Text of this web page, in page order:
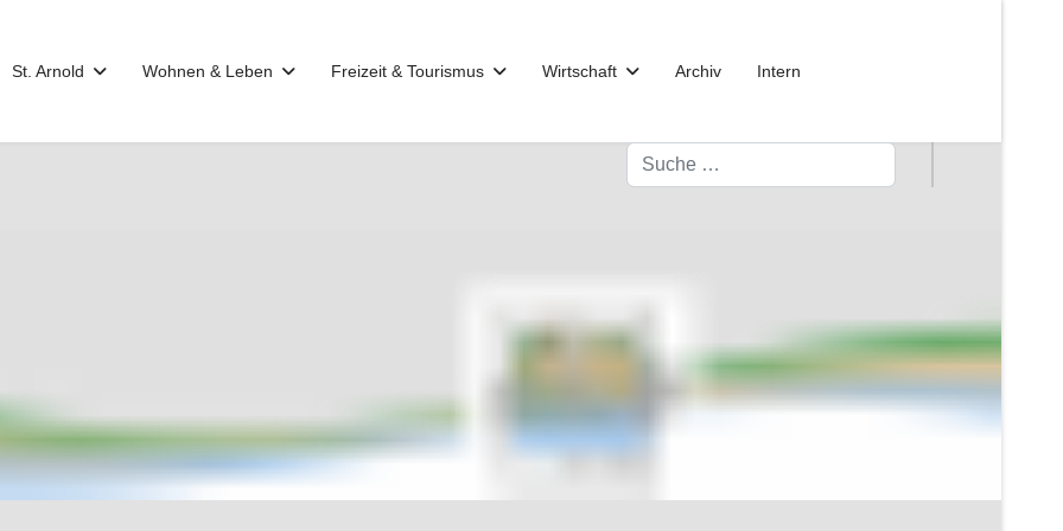
St. Arnold Wohnen & Leben Freizeit & Tourismus Wirtschaft Archiv Intern
Suchen